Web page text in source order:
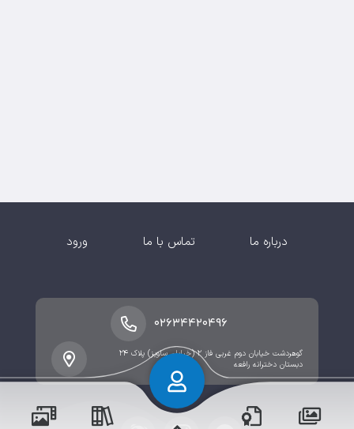
درباره ما تماس با ما ورود
گوهردشت خیابان دوم غربی فاز ۲ (خیابان ساویز) پلاک ۲۴
دبستان دخترانه رافعه
۰۲۶۳۴۴۲۰۴۹۶